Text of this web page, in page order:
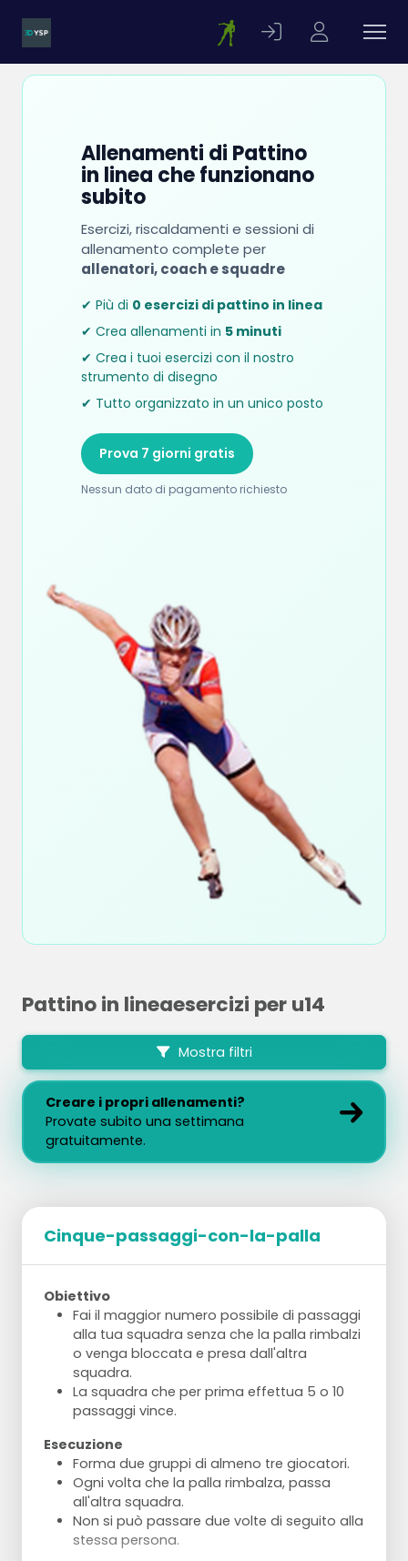
Allenamenti di Pattino
in linea che funzionano
subito
Esercizi, riscaldamenti e sessioni di
allenamento complete per
allenatori, coach e squadre
✔ Più di 0 esercizi di pattino in linea
✔ Crea allenamenti in 5 minuti
✔ Crea i tuoi esercizi con il nostro
strumento di disegno
✔ Tutto organizzato in un unico posto
Prova 7 giorni gratis
Nessun dato di pagamento richiesto
Pattino in lineaesercizi per u14
Mostra filtri
Creare i propri allenamenti?
Provate subito una settimana
gratuitamente.
Cinque-passaggi-con-la-palla
Obiettivo
Fai il maggior numero possibile di passaggi
alla tua squadra senza che la palla rimbalzi
o venga bloccata e presa dall'altra
squadra.
La squadra che per prima effettua 5 o 10
passaggi vince.
Esecuzione
Forma due gruppi di almeno tre giocatori.
Ogni volta che la palla rimbalza, passa
all'altra squadra.
Non si può passare due volte di seguito alla
stessa persona.